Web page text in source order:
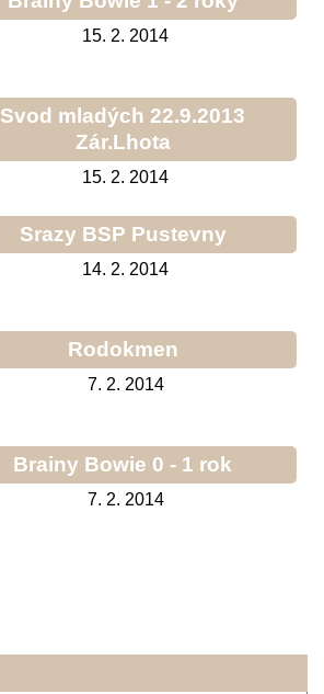
15. 2. 2014
Svod mladých 22.9.2013
Zár.Lhota
15. 2. 2014
Srazy BSP Pustevny
14. 2. 2014
Rodokmen
7. 2. 2014
Brainy Bowie 0 - 1 rok
7. 2. 2014